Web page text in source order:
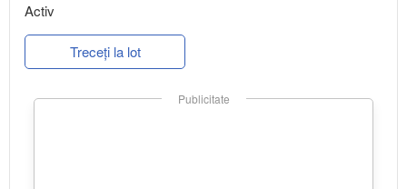
Activ
Treceți la lot
Publicitate